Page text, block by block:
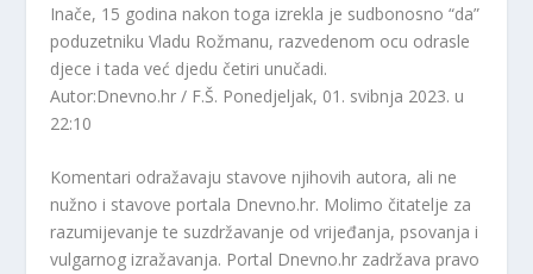
Inače, 15 godina nakon toga izrekla je sudbonosno “da”
poduzetniku Vladu Rožmanu, razvedenom ocu odrasle
djece i tada već djedu četiri unučadi.
Autor:Dnevno.hr / F.Š. Ponedjeljak, 01. svibnja 2023. u
22:10
Komentari odražavaju stavove njihovih autora, ali ne
nužno i stavove portala Dnevno.hr. Molimo čitatelje za
razumijevanje te suzdržavanje od vrijeđanja, psovanja i
vulgarnog izražavanja. Portal Dnevno.hr zadržava pravo